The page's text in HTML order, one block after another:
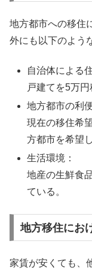
地方都市への移住
外にも以下のよう
自治体による
戸建てを5万
地方都市の利
現在の移住希
方都市を希望
生活環境：
地産の生鮮食
ている。
地方移住にお
家賃が安くても、